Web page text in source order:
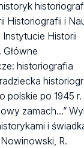
Historiografii i
Historii
historiografia
polskie po 1945 r.
zamach…”
i
R.